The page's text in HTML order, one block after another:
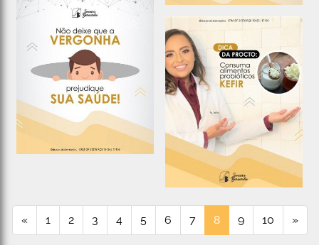
« 1 2 3 4 5 6 7 8 9 10 »